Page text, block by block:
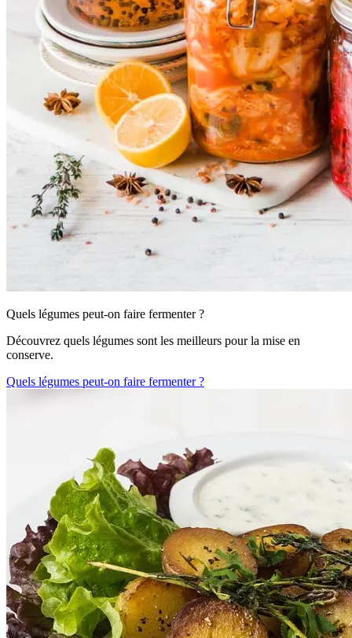
Quels légumes peut-on faire fermenter ?
Découvrez quels légumes sont les meilleurs pour la mise en
conserve.
Quels légumes peut-on faire fermenter ?